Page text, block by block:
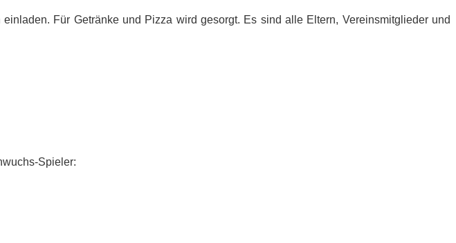
Für Ge­trän­ke und Piz­za wird ge­sorgt. Es sind alle El­tern, Ver­eins­mit­glie­der und
Spieler: